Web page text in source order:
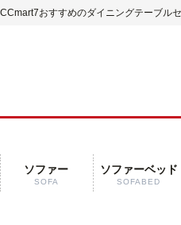
CCmart7おすすめのダイニングテーブル
ソファー
SOFA
ソファーベッド
SOFABED